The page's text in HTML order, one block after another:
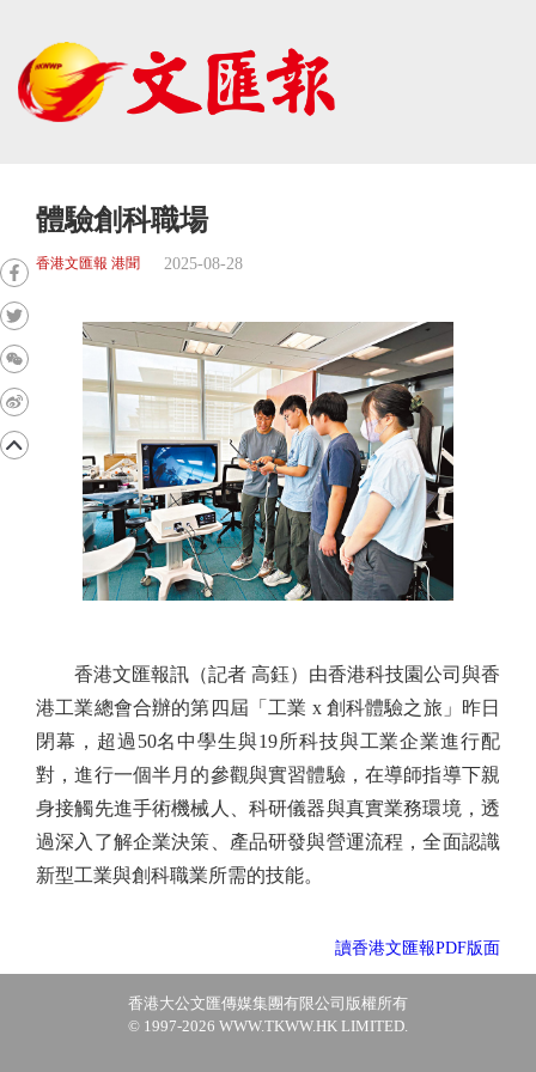
體驗創科職場
香港文匯報 港聞 2025-08-28
香港文匯報訊（記者 高鈺）由香港科技園公司與香
港工業總會合辦的第四屆「工業 x 創科體驗之旅」昨日
閉幕，超過50名中學生與19所科技與工業企業進行配
對，進行一個半月的參觀與實習體驗，在導師指導下親
身接觸先進手術機械人、科研儀器與真實業務環境，透
過深入了解企業決策、產品研發與營運流程，全面認識
新型工業與創科職業所需的技能。
讀香港文匯報PDF版面
香港大公文匯傳媒集團有限公司版權所有
© 1997-2026 WWW.TKWW.HK LIMITED.